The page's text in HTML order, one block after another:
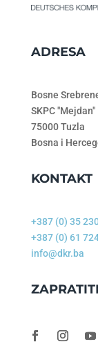
ADRESA
Bosne
SKPC "Mejdan"
75000 Tuzla
Bosna i
KONTAKT
+387 (0) 35
+387 (0) 61
info@dkr.ba